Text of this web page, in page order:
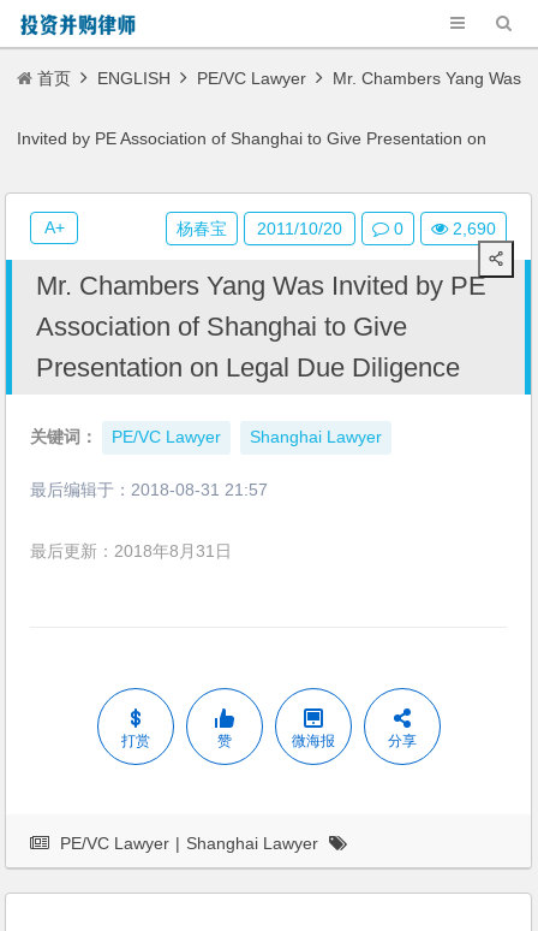
首页 ENGLISH PE/VC Lawyer Mr. Chambers Yang Was
Invited by PE Association of Shanghai to Give Presentation on
Legal Due Diligence
Mr. Chambers Yang Was Invited by PE
Association of Shanghai to Give
Presentation on Legal Due Diligence
关键词： PE/VC Lawyer Shanghai Lawyer
最后编辑于： 2018-08-31 21:57
最后更新：2018年8月31日
打赏 赞 微海报 分享
杨春宝 2011/10/20 0 2,690
A+
PE/VC Lawyer | Shanghai Lawyer